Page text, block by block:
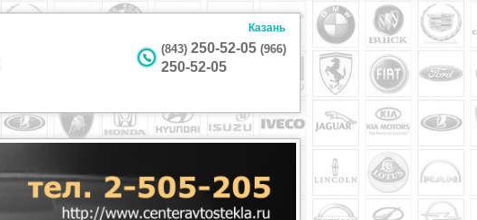
Казань
(843) 250-52-05 (966)
250-52-05